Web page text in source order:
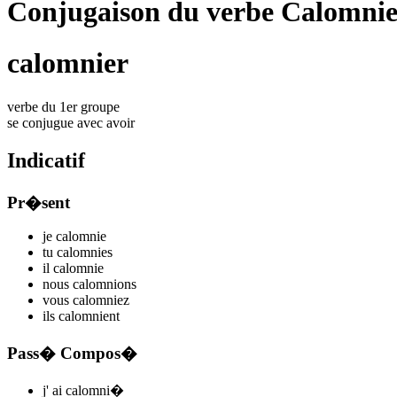
Conjugaison du verbe
calomnier
verbe du 1er groupe
se conjugue avec avoir
Indicatif
Pr�sent
je calomnie
tu calomnies
il calomnie
nous calomnions
vous calomniez
ils calomnient
Pass� Compos�
j' ai calomni�